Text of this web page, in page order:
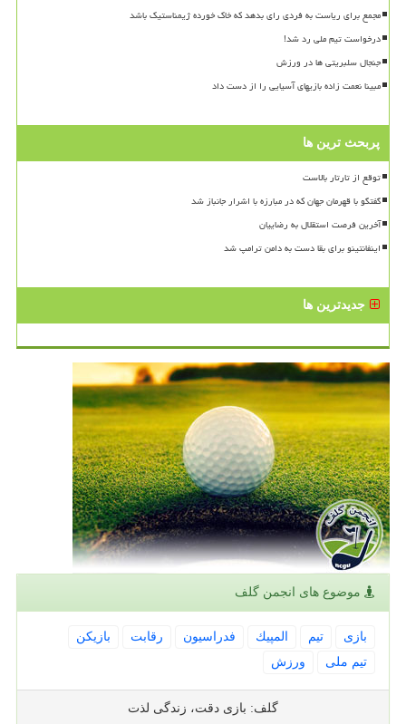
مجمع برای ریاست به فردی رای بدهد که خاک خورده ژیمناستیک باشد
درخواست تیم ملی رد شد!
جنجال سلبریتی ها در ورزش
مبینا نعمت زاده بازیهای آسیایی را از دست داد
پربحث ترین ها
توقع از تارتار بالاست
گفتگو با قهرمان جهان که در مبارزه با اشرار جانباز شد
آخرین فرصت استقلال به رضاییان
اینفانتینو برای بقا دست به دامن ترامپ شد
جدیدترین ها
موضوع های انجمن گلف
بازی تیم المپیك فدراسیون رقابت
بازیكن
تیم ملی
ورزش
گلف: بازی دقت، زندگی لذت